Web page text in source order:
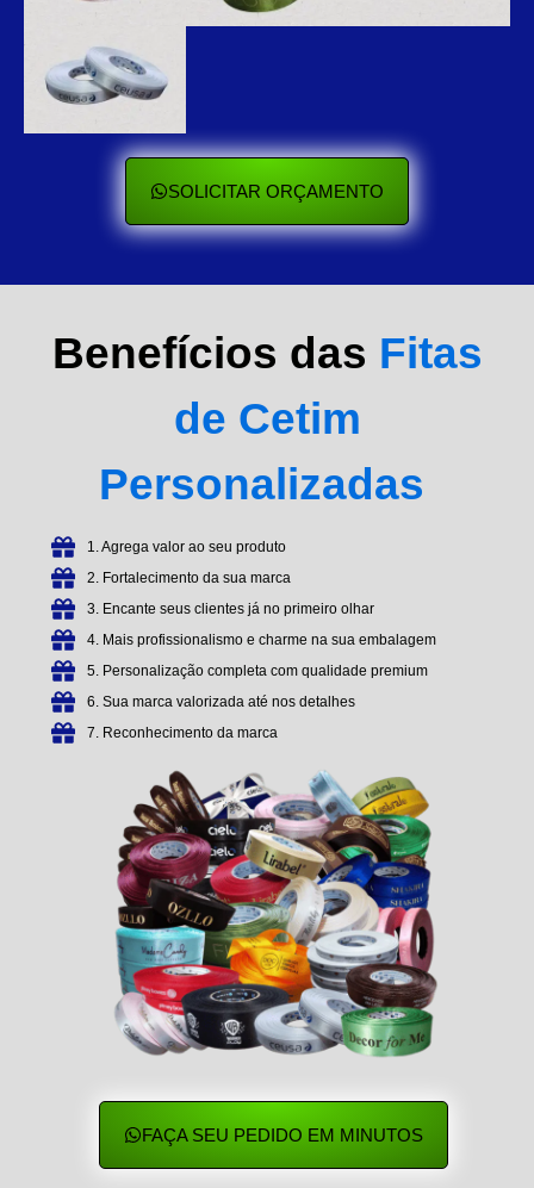
SOLICITAR ORÇAMENTO
Benefícios das Fitas
de Cetim
Personalizadas
1. Agrega valor ao seu produto
2. Fortalecimento da sua marca
3. Encante seus clientes já no primeiro olhar
4. Mais profissionalismo e charme na sua embalagem
5. Personalização completa com qualidade premium
6. Sua marca valorizada até nos detalhes
7. Reconhecimento da marca
FAÇA SEU PEDIDO EM MINUTOS